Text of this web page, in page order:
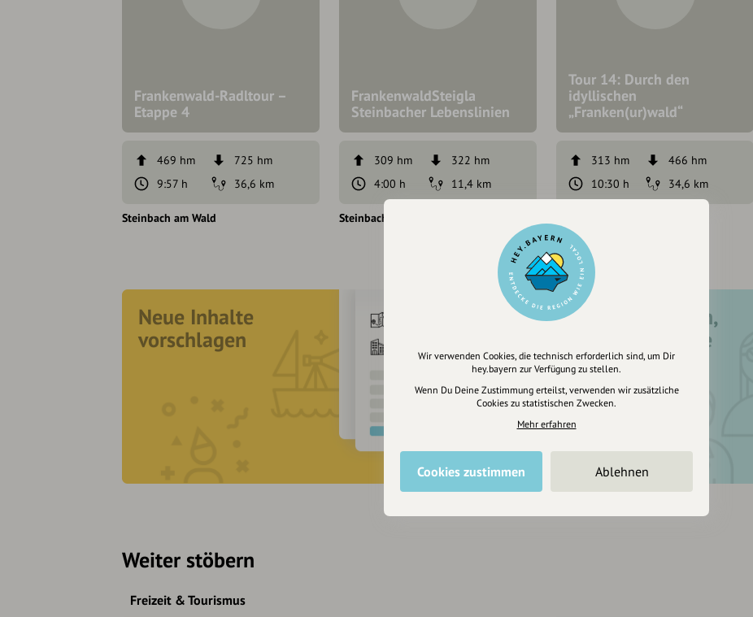
Frankenwald-Radltour –
Etappe 4
469 hm
725 hm
9:57 h
36,6 km
Steinbach am Wald
FrankenwaldSteigla
Steinbacher Lebenslinien
309 hm
322 hm
4:00 h
11,4 km
Steinbach am Wald
Tour 14: Durch den
idyllischen
„Franken(ur)wald“
313 hm
466 hm
10:30 h
34,6 km
Neue Inhalte
vorschlagen
Registriere dich,
um dir Einträge
zu merken
Weiter stöbern
Freizeit & Tourismus
Wir verwenden Cookies, die technisch erforderlich sind, um Dir
hey.bayern zur Verfügung zu stellen.
Wenn Du Deine Zustimmung erteilst, verwenden wir zusätzliche
Cookies zu statistischen Zwecken.
Mehr erfahren
Cookies zustimmen Ablehnen